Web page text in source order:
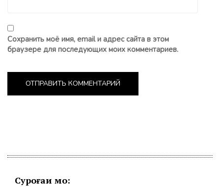
Сохранить моё имя, email и адрес сайта в этом
браузере для последующих моих комментариев.
Суроғаи мо: